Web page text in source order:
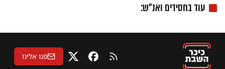
עוד בחסידים ואנ"ש:
RSS פייסבוקX פנו אלינו